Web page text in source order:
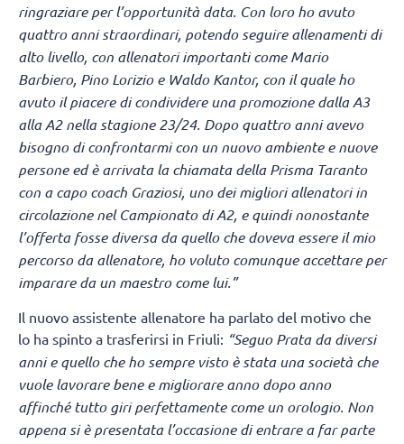
ringraziare per l’opportunità data. Con loro ho avuto
quattro anni straordinari, potendo seguire allenamenti di
alto livello, con allenatori importanti come Mario
Barbiero, Pino Lorizio e Waldo Kantor, con il quale ho
avuto il piacere di condividere una promozione dalla A3
alla A2 nella stagione 23/24. Dopo quattro anni avevo
bisogno di confrontarmi con un nuovo ambiente e nuove
persone ed è arrivata la chiamata della Prisma Taranto
con a capo coach Graziosi, uno dei migliori allenatori in
circolazione nel Campionato di A2, e quindi nonostante
l’offerta fosse diversa da quello che doveva essere il mio
percorso da allenatore, ho voluto comunque accettare per
imparare da un maestro come lui.”
Il nuovo assistente allenatore ha parlato del motivo che
lo ha spinto a trasferirsi in Friuli: “Seguo Prata da diversi
anni e quello che ho sempre visto è stata una società che
vuole lavorare bene e migliorare anno dopo anno
affinché tutto giri perfettamente come un orologio. Non
appena si è presentata l’occasione di entrare a far parte